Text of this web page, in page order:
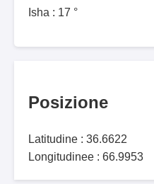
Isha : 17 °
Posizione
Latitudine : 36.6622
Longitudinee : 66.9953